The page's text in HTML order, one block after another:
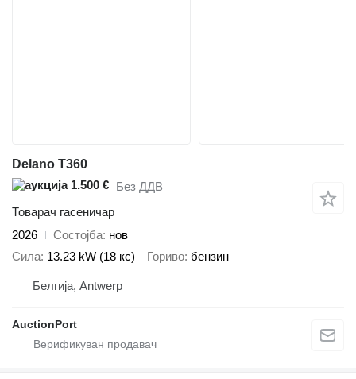
Delano T360
1.500 € Без ДДВ
Товарач гасеничар
2026
Состојба нов
Сила 13.23 kW (18 кс) Гориво бензин
Белгија, Antwerp
AuctionPort